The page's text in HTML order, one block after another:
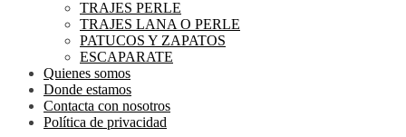
TRAJES PERLE
TRAJES LANA O PERLE
PATUCOS Y ZAPATOS
ESCAPARATE
Quienes somos
Donde estamos
Contacta con nosotros
Política de privacidad